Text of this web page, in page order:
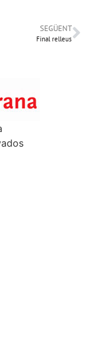
SEGÜENT
Final relleus